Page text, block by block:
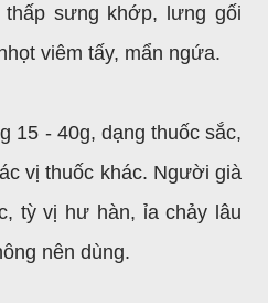
sưng khớp, lưng gối
viêm tấy, mẩn ngứa.
15 - 40g, dạng thuốc sắc,
vị thuốc khác. Người già
tỳ vị hư hàn, ỉa chảy lâu
nên dùng.